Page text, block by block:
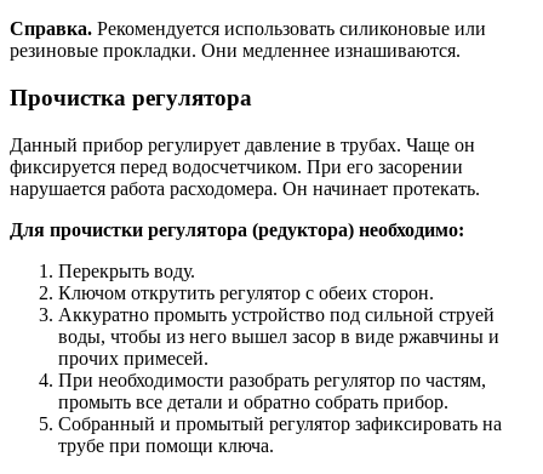
Справка. Рекомендуется использовать силиконовые или
резиновые прокладки. Они медленнее изнашиваются.
Прочистка регулятора
Данный прибор регулирует давление в трубах. Чаще он
фиксируется перед водосчетчиком. При его засорении
нарушается работа расходомера. Он начинает протекать.
Для прочистки регулятора (редуктора) необходимо:
Перекрыть воду.
Ключом открутить регулятор с обеих сторон.
Аккуратно промыть устройство под сильной струей
воды, чтобы из него вышел засор в виде ржавчины и
прочих примесей.
При необходимости разобрать регулятор по частям,
промыть все детали и обратно собрать прибор.
Собранный и промытый регулятор зафиксировать на
трубе при помощи ключа.